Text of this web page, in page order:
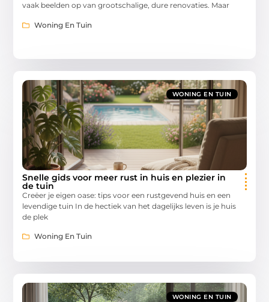
vaak beelden op van grootschalige, dure renovaties. Maar
Woning En Tuin
WONING EN TUIN
Snelle gids voor meer rust in huis en plezier in
de tuin
Creëer je eigen oase: tips voor een rustgevend huis en een
levendige tuin In de hectiek van het dagelijks leven is je huis
de plek
Woning En Tuin
WONING EN TUIN